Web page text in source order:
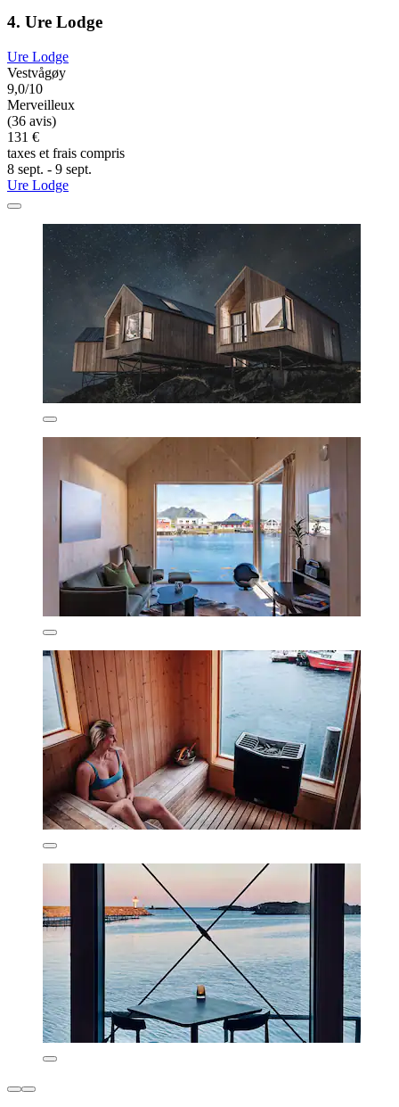
4. Ure Lodge
Ure Lodge
Vestvågøy
9,0/10
Merveilleux
(36 avis)
131 €
taxes et frais compris
8 sept. - 9 sept.
Ure Lodge